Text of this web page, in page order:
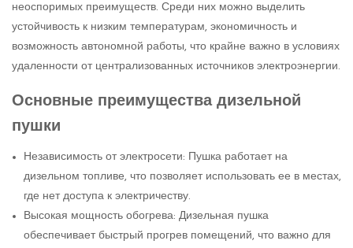
неоспоримых преимуществ. Среди них можно выделить
устойчивость к низким температурам, экономичность и
возможность автономной работы, что крайне важно в условиях
удаленности от централизованных источников электроэнергии.
Основные преимущества дизельной
пушки
Независимость от электросети: Пушка работает на
дизельном топливе, что позволяет использовать ее в местах,
где нет доступа к электричеству.
Высокая мощность обогрева: Дизельная пушка
обеспечивает быстрый прогрев помещений, что важно для